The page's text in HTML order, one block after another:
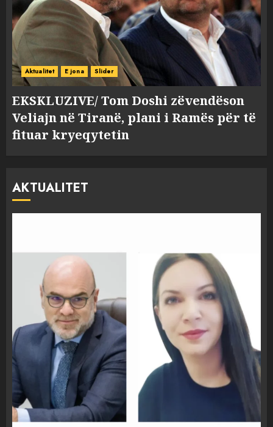
Aktualitet E jona Slider
EKSKLUZIVE/ Tom Doshi zëvendëson
Veliajn në Tiranë, plani i Ramës për të
fituar kryeqytetin
AKTUALITET